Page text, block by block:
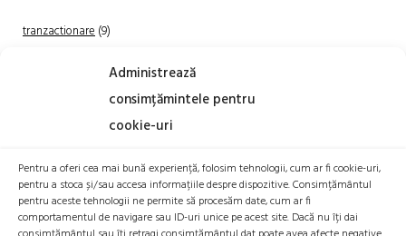
Administrează
consimțămintele pentru
cookie-uri
Pentru a oferi cea mai bună experiență, folosim tehnologii, cum ar fi cookie-uri,
pentru a stoca și/sau accesa informațiile despre dispozitive. Consimțământul
pentru aceste tehnologii ne permite să procesăm date, cum ar fi
comportamentul de navigare sau ID-uri unice pe acest site. Dacă nu îți dai
tranzactionare(9)
(20)
TRANZACTIONEAZA